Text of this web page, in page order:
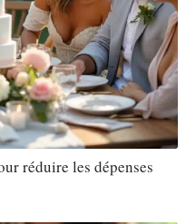
réduire les dépenses